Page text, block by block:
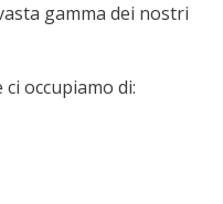
gamma dei nostri
occupiamo di: